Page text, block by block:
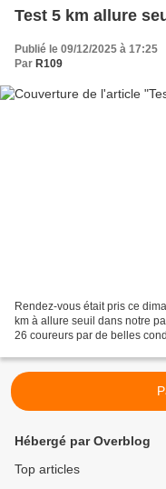
Test 5 km allure
Publié le 09/12/2025 à 17:25
Par R109
Rendez-vous était pris ce
km à allure seuil dans notre
26 coureurs par de belles
Hébergé par Overblog
Top articles